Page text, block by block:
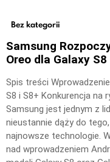
Bez kategorii
Samsung
Oreo dla Galaxy S8
Spis treści
S8 i S8+ Konkurencja na
Samsung jest jednym z
nieustannie dąży do
najnowsze technologie.
nad wprowadzeniem